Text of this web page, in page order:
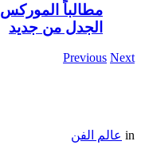
مطالباً الموركس
الجدل من جديد
Previous Next
in عالم الفن